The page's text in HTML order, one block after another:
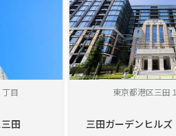
目
田
東京都港区三田
三田ガーデンヒルズ